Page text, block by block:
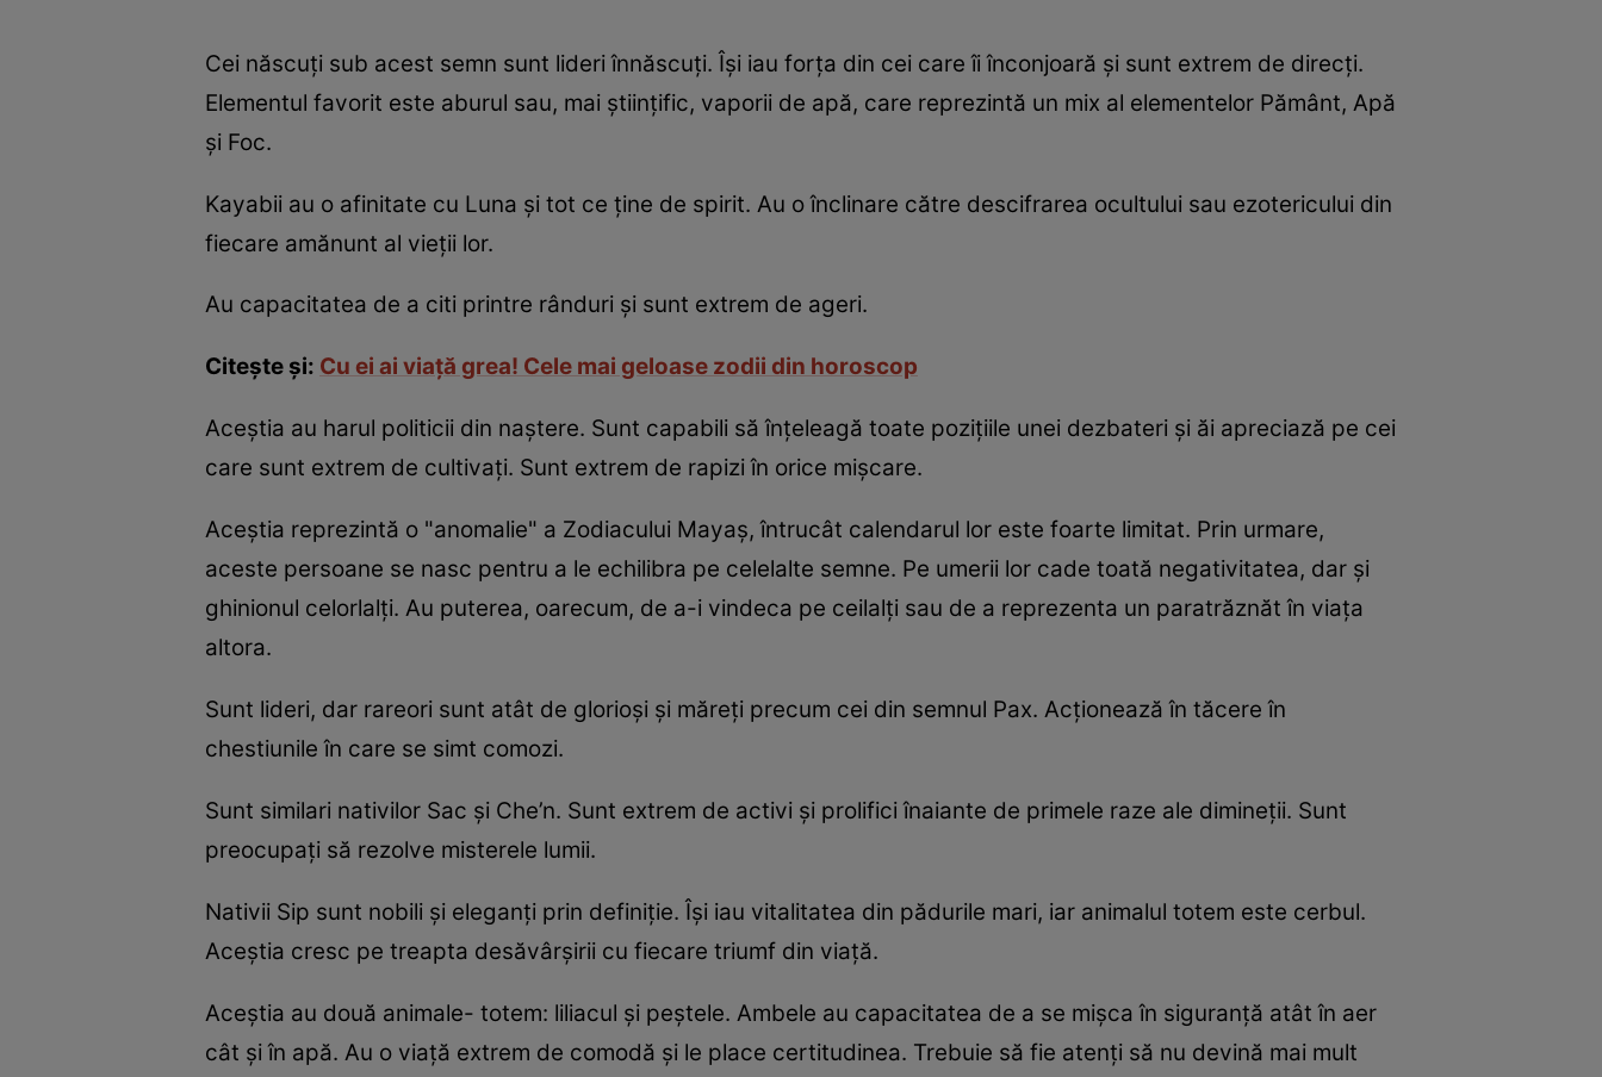
Cei născuţi sub acest semn sunt lideri înnăscuţi. Îşi iau forţa din cei care îi înconjoară şi sunt extrem de direcţi.
Elementul favorit este aburul sau, mai ştiinţific, vaporii de apă, care reprezintă un mix al elementelor Pământ, Apă
şi Foc.
Kayabii au o afinitate cu Luna şi tot ce ţine de spirit. Au o înclinare către descifrarea ocultului sau ezotericului din
fiecare amănunt al vieţii lor.
Au capacitatea de a citi printre rânduri şi sunt extrem de ageri.
Citeşte şi: Cu ei ai viaţă grea! Cele mai geloase zodii din horoscop
Aceştia au harul politicii din naştere. Sunt capabili să înţeleagă toate poziţiile unei dezbateri şi ăi apreciază pe cei
care sunt extrem de cultivaţi. Sunt extrem de rapizi în orice mişcare.
Aceştia reprezintă o "anomalie" a Zodiacului Mayaş, întrucât calendarul lor este foarte limitat. Prin urmare,
aceste persoane se nasc pentru a le echilibra pe celelalte semne. Pe umerii lor cade toată negativitatea, dar şi
ghinionul celorlalţi. Au puterea, oarecum, de a-i vindeca pe ceilalţi sau de a reprezenta un paratrăznăt în viaţa
altora.
Sunt lideri, dar rareori sunt atât de glorioşi şi măreţi precum cei din semnul Pax. Acţionează în tăcere în
chestiunile în care se simt comozi.
Sunt similari nativilor Sac şi Che’n. Sunt extrem de activi şi prolifici înaiante de primele raze ale dimineţii. Sunt
preocupaţi să rezolve misterele lumii.
Nativii Sip sunt nobili şi eleganţi prin definiţie. Îşi iau vitalitatea din pădurile mari, iar animalul totem este cerbul.
Aceştia cresc pe treapta desăvârşirii cu fiecare triumf din viaţă.
Aceştia au două animale- totem: liliacul şi peştele. Ambele au capacitatea de a se mişca în siguranţă atât în aer
cât şi în apă. Au o viaţă extrem de comodă şi le place certitudinea. Trebuie să fie atenţi să nu devină mai mult